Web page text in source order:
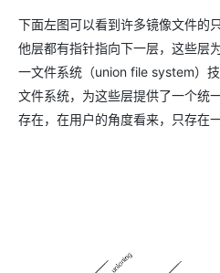
下面左图可以看到许多镜像文件的
他层都有指针指向下一层，这些层
一文件系统（union file system）
文件系统，为这些层提供了一个统
存在，在用户的角度看来，只存在